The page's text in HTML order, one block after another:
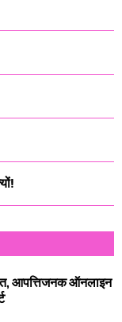
आपत्तिजनक ऑनलाइन